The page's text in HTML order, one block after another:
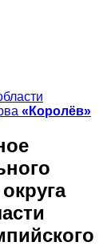
«Королёв»